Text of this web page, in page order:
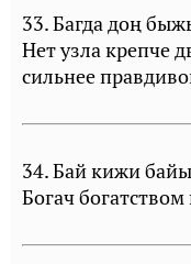
33. Багда доң
Нет узла крепче
сильнее
34. Бай кижи
Богач